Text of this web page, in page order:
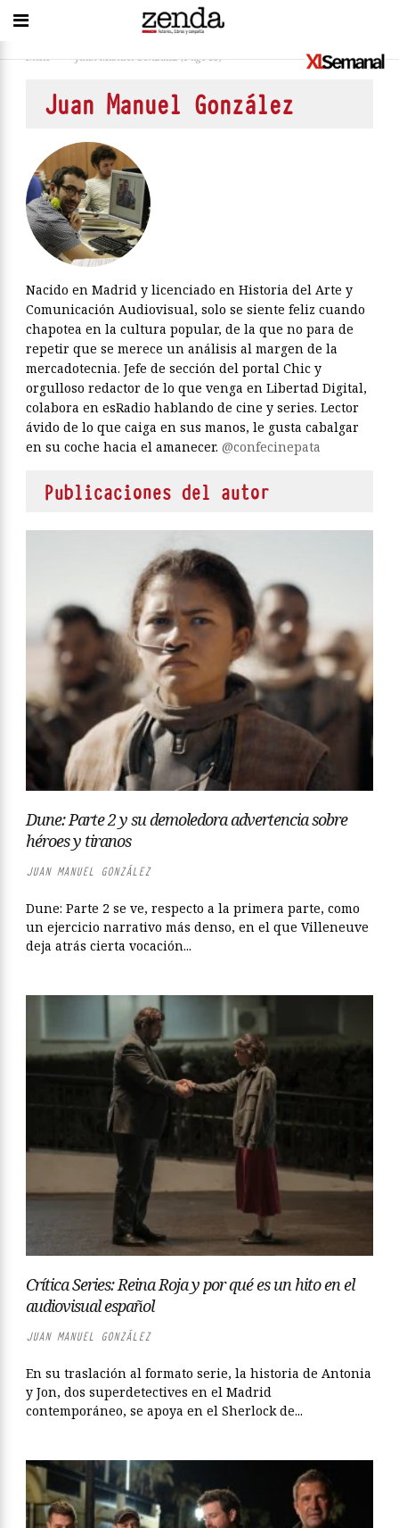
Inicio > Juan Manuel González(Page 15)
Juan Manuel González
Nacido en Madrid y licenciado en Historia del Arte y
Comunicación Audiovisual, solo se siente feliz cuando
chapotea en la cultura popular, de la que no para de
repetir que se merece un análisis al margen de la
mercadotecnia. Jefe de sección del portal Chic y
orgulloso redactor de lo que venga en Libertad Digital,
colabora en esRadio hablando de cine y series. Lector
ávido de lo que caiga en sus manos, le gusta cabalgar
en su coche hacia el amanecer. @confecinepata
Publicaciones del autor
Dune: Parte 2 y su demoledora advertencia sobre
héroes y tiranos
JUAN MANUEL GONZÁLEZ
Dune: Parte 2 se ve, respecto a la primera parte, como
un ejercicio narrativo más denso, en el que Villeneuve
deja atrás cierta vocación...
Crítica Series: Reina Roja y por qué es un hito en el
audiovisual español
JUAN MANUEL GONZÁLEZ
En su traslación al formato serie, la historia de Antonia
y Jon, dos superdetectives en el Madrid
contemporáneo, se apoya en el Sherlock de...